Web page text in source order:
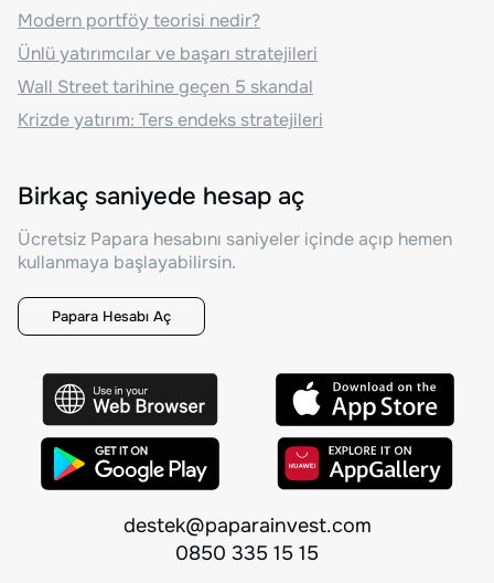
Modern portföy teorisi nedir?
Ünlü yatırımcılar ve başarı stratejileri
Wall Street tarihine geçen 5 skandal
Krizde yatırım: Ters endeks stratejileri
Birkaç saniyede hesap aç
Ücretsiz Papara hesabını saniyeler içinde açıp hemen
kullanmaya başlayabilirsin.
Papara Hesabı Aç
destek@paparainvest.com
0850 335 15 15